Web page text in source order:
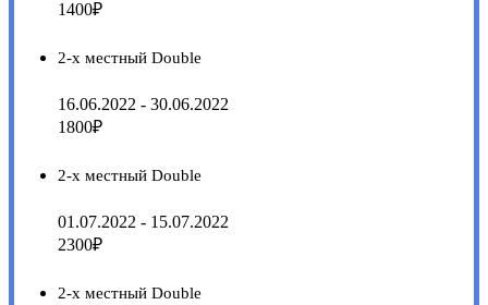
1400₽
2-х местный Double
16.06.2022 - 30.06.2022
1800₽
2-х местный Double
01.07.2022 - 15.07.2022
2300₽
2-х местный Double